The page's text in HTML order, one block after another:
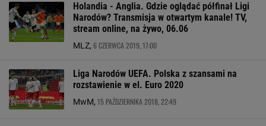
Holandia - Anglia. Gdzie oglądać półfinał Ligi
Narodów? Transmisja w otwartym kanale! TV,
stream online, na żywo, 06.06
MLZ, 6 CZERWCA 2019, 17:00
Liga Narodów UEFA. Polska z szansami na
rozstawienie w el. Euro 2020
MwM, 15 PAŹDZIERNIKA 2018, 22:49